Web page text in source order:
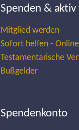
Spenden &
Mitglied werden
Sofort helfen -
Testamentarische
Bußgelder
Spendenkonto